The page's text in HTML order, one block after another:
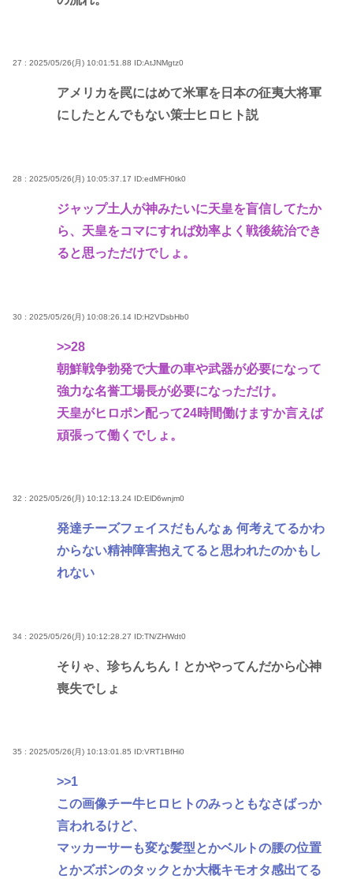
27 : 2025/05/26(月) 10:01:51.88 ID:AtJNMgtz0
アメリカを罠にはめて米軍を日本の征夷大将軍
にしたとんでもない策士ヒロヒト説
28 : 2025/05/26(月) 10:05:37.17 ID:edMFH0tk0
ジャップ土人が神みたいに天皇を盲信してたか
ら、天皇をコマにすれば効率よく戦後統治でき
ると思っただけでしょ。
30 : 2025/05/26(月) 10:08:26.14 ID:H2VDsbHb0
>>28
朝鮮戦争勃発で大量の車や武器が必要になって
強力な名誉工場長が必要になっただけ。
天皇がヒロポン配って24時間働けますか言えば
頑張って働くでしょ。
32 : 2025/05/26(月) 10:12:13.24 ID:ElD6wnjm0
発達チーズフェイスだもんなぁ 何考えてるかわ
からない精神障害抱えてると思われたのかもし
れない
34 : 2025/05/26(月) 10:12:28.27 ID:TN/ZHWdt0
そりゃ、珍ちんちん！とかやってんだから心神
喪失でしょ
35 : 2025/05/26(月) 10:13:01.85 ID:VRT1BfHi0
>>1
この画像チー牛ヒロヒトのみっともなさばっか
言われるけど、
マッカーサーも変な髪型とかベルトの腰の位置
とかズボンのタックとか大概キモオタ感出てる